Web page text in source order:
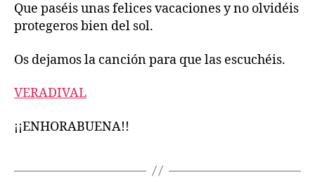
Que paséis unas felices vacaciones y no olvidéis
protegeros bien del sol.
Os dejamos la canción para que las escuchéis.
VERADIVAL
¡¡ENHORABUENA!!